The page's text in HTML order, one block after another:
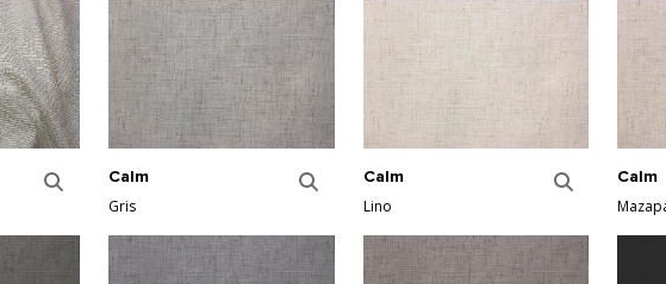
Calm
Gris
Calm
Lino
Calm